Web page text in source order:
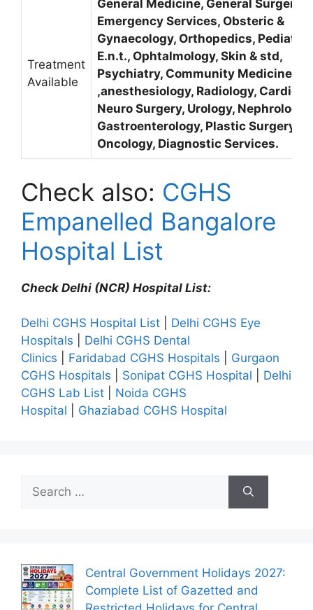
Treatment
Available
General Medicine, General Surgery,
Emergency Services, Obsteric &
Gynaecology, Orthopedics,
E.n.t., Ophtalmology, Skin & std,
Psychiatry, Community Medicine,
,anesthesiology, Radiology,
Neuro Surgery, Urology, Nephrology,
Gastroenterology, Plastic Surgery,
Oncology, Diagnostic Services.
Check also: CGHS
Empanelled Bangalore
Hospital List
Check Delhi (NCR) Hospital List:
Delhi CGHS Hospital List
Delhi CGHS Eye
Hospitals
Delhi CGHS Dental
Clinics
Faridabad CGHS Hospitals
Gurgaon
CGHS Hospitals
Sonipat CGHS Hospital
Delhi
CGHS Lab List
Noida CGHS
Hospital
Ghaziabad CGHS Hospital
Search
for:
Central Government Holidays 2027:
Complete List of Gazetted and